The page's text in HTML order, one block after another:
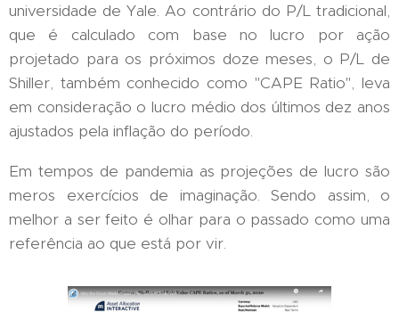
universidade de Yale. Ao contrário do P/L tradicional,
que é calculado com base no lucro por ação
projetado para os próximos doze meses, o P/L de
Shiller, também conhecido como "CAPE Ratio", leva
em consideração o lucro médio dos últimos dez anos
ajustados pela inflação do período.
Em tempos de pandemia as projeções de lucro são
meros exercícios de imaginação. Sendo assim, o
melhor a ser feito é olhar para o passado como uma
referência ao que está por vir.